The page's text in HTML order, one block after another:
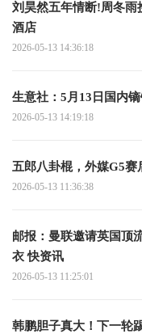
刘昊然五年情断!周冬雨
酒店
2026-05-13 14:36:18
生意社：5月13日国内
2026-05-13 14:19:18
五郎八卦棍，外媒G5赛
2026-05-13 11:36:38
邮报：曼联邀请英国顶
衣 快资讯
2026-05-13 11:25:01
韩鹏胆子真大！下一轮